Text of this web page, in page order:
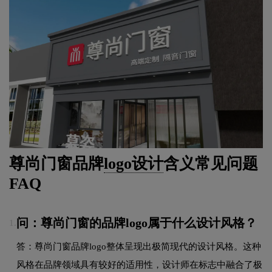
尊尚门窗品牌logo设计含义常见问题
FAQ
问：尊尚门窗的品牌logo属于什么设计风格？
答：尊尚门窗品牌logo整体呈现出极简现代的设计风格。这种
风格在品牌领域具有较好的适用性，设计师在标志中融合了极